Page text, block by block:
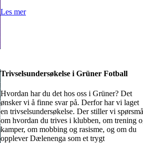
Les mer
Trivselsundersøkelse i Grüner Fotball
Hvordan har du det hos oss i Grüner? Det
ønsker vi å finne svar på. Derfor har vi laget
en trivselsundersøkelse. Der stiller vi
om hvordan du trives i klubben, om trening
kamper, om mobbing og rasisme, og om du
opplever Dælenenga som et trygt